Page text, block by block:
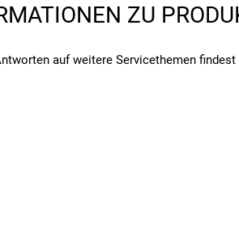
und den verbauten
ZU
auf weitere Servicethemen findest